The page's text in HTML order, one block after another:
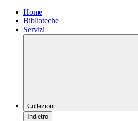
Home
Biblioteche
Servizi
Collezioni
Indietro